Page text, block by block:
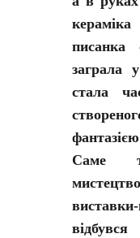
писанка
заграла
стала
Саме